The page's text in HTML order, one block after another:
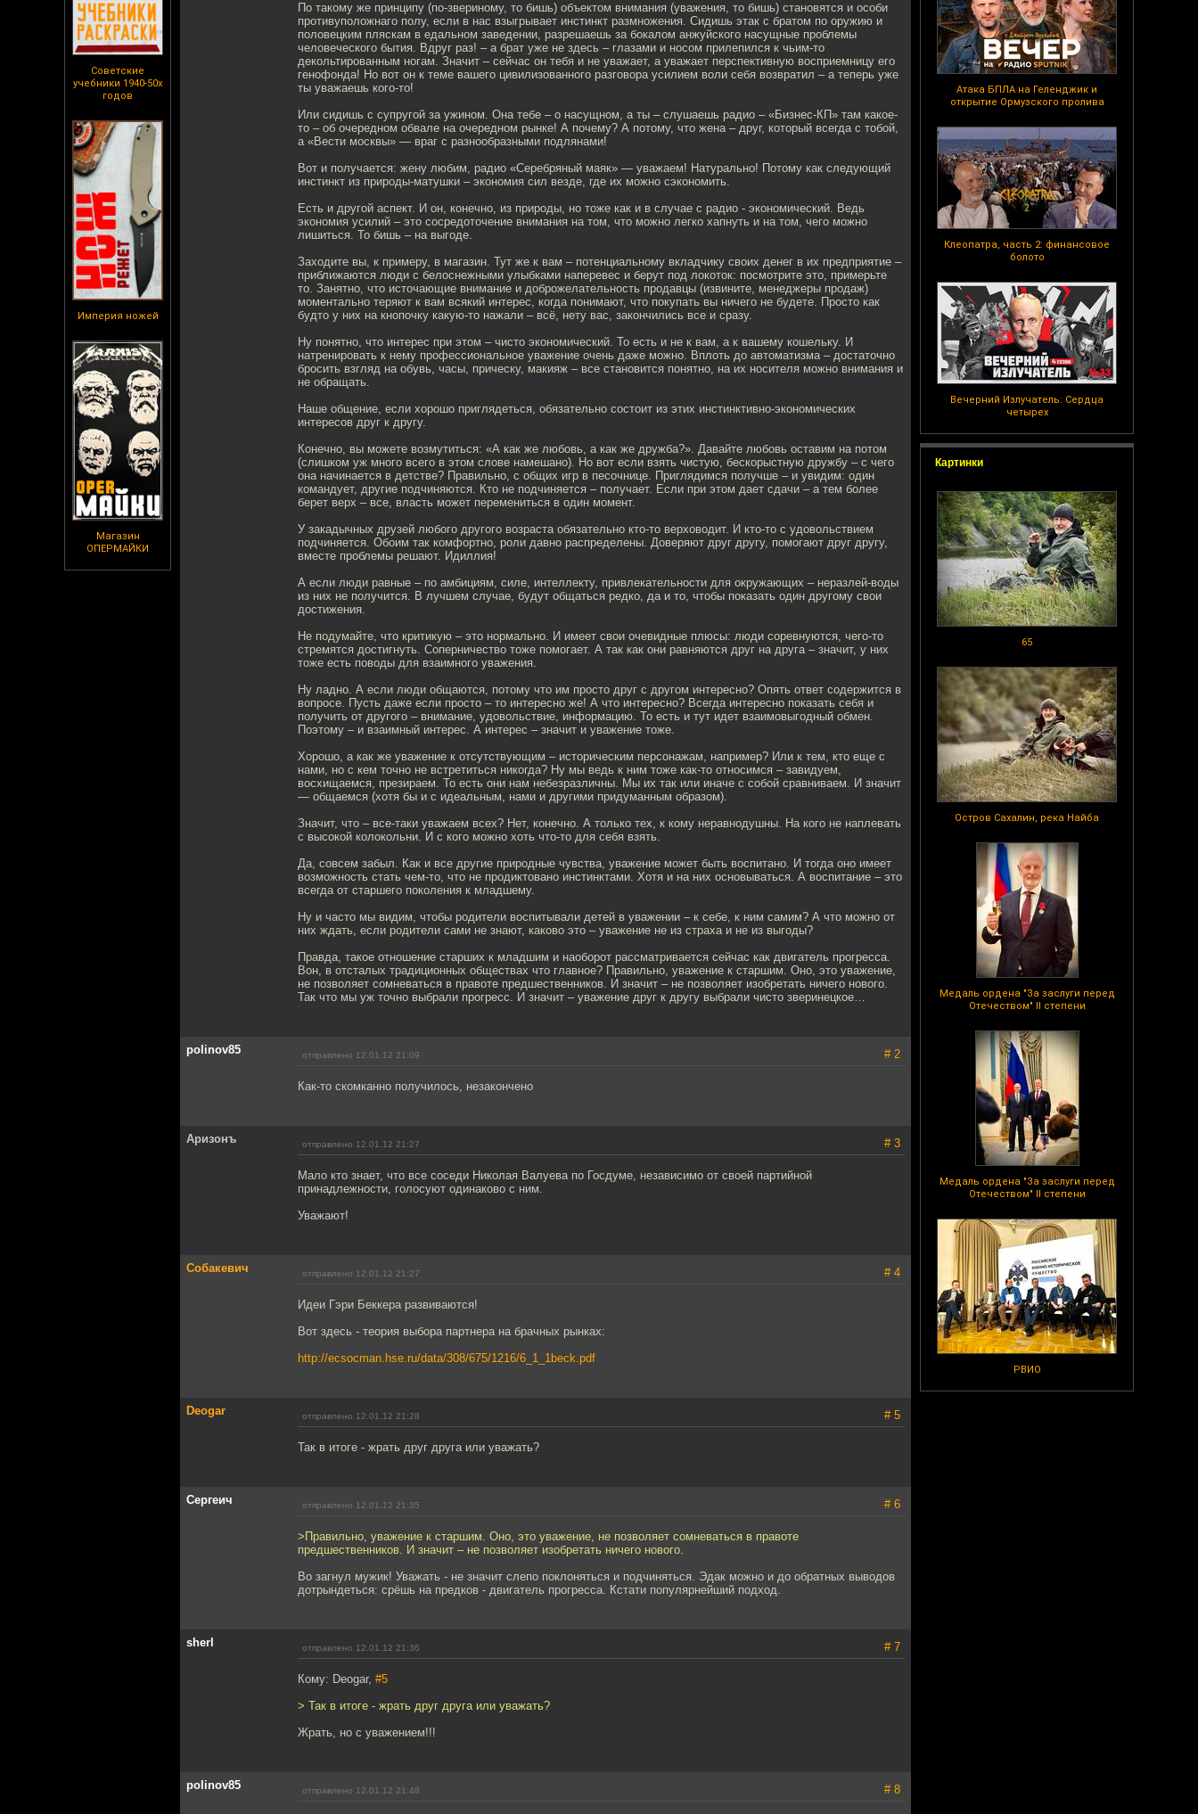
Советские
учебники 1940-50х
годов
Империя ножей
Магазин
ОПЕРМАЙКИ
Атака БПЛА на Геленджик и
открытие Ормузского пролива
Клеопатра, часть 2: финансовое
болото
Вечерний Излучатель: Сердца
четырех
Картинки
65
Остров Сахалин, река Найба
Медаль ордена "За заслуги перед
Отечеством" II степени
Медаль ордена "За заслуги перед
Отечеством" II степени
РВИО
По такому же принципу (по-звериному, то бишь) объектом внимания (уважения, то бишь) становятся и особи
противуположнаго полу, если в нас взыгрывает инстинкт размножения. Сидишь этак с братом по оружию и
половецким пляскам в едальном заведении, разрешаешь за бокалом анжуйского насущные проблемы
человеческого бытия. Вдруг раз! – а брат уже не здесь – глазами и носом прилепился к чьим-то
декольтированным ногам. Значит – сейчас он тебя и не уважает, а уважает перспективную восприемницу его
генофонда! Но вот он к теме вашего цивилизованного разговора усилием воли себя возвратил – а теперь уже
ты уважаешь кого-то!
Или сидишь с супругой за ужином. Она тебе – о насущном, а ты – слушаешь радио – «Бизнес-КП» там какое-
то – об очередном обвале на очередном рынке! А почему? А потому, что жена – друг, который всегда с тобой,
а «Вести москвы» — враг с разнообразными подлянами!
Вот и получается: жену любим, радио «Серебряный маяк» — уважаем! Натурально! Потому как следующий
инстинкт из природы-матушки – экономия сил везде, где их можно сэкономить.
Есть и другой аспект. И он, конечно, из природы, но тоже как и в случае с радио - экономический. Ведь
экономия усилий – это сосредоточение внимания на том, что можно легко хапнуть и на том, чего можно
лишиться. То бишь – на выгоде.
Заходите вы, к примеру, в магазин. Тут же к вам – потенциальному вкладчику своих денег в их предприятие –
приближаются люди с белоснежными улыбками наперевес и берут под локоток: посмотрите это, примерьте
то. Занятно, что источающие внимание и доброжелательность продавцы (извините, менеджеры продаж)
моментально теряют к вам всякий интерес, когда понимают, что покупать вы ничего не будете. Просто как
будто у них на кнопочку какую-то нажали – всё, нету вас, закончились все и сразу.
Ну понятно, что интерес при этом – чисто экономический. То есть и не к вам, а к вашему кошельку. И
натренировать к нему профессиональное уважение очень даже можно. Вплоть до автоматизма – достаточно
бросить взгляд на обувь, часы, прическу, макияж – все становится понятно, на их носителя можно внимания и
не обращать.
Наше общение, если хорошо приглядеться, обязательно состоит из этих инстинктивно-экономических
интересов друг к другу.
Конечно, вы можете возмутиться: «А как же любовь, а как же дружба?». Давайте любовь оставим на потом
(слишком уж много всего в этом слове намешано). Но вот если взять чистую, бескорыстную дружбу – с чего
она начинается в детстве? Правильно, с общих игр в песочнице. Приглядимся получше – и увидим: один
командует, другие подчиняются. Кто не подчиняется – получает. Если при этом дает сдачи – а тем более
берет верх – все, власть может перемениться в один момент.
У закадычных друзей любого другого возраста обязательно кто-то верховодит. И кто-то с удовольствием
подчиняется. Обоим так комфортно, роли давно распределены. Доверяют друг другу, помогают друг другу,
вместе проблемы решают. Идиллия!
А если люди равные – по амбициям, силе, интеллекту, привлекательности для окружающих – неразлей-воды
из них не получится. В лучшем случае, будут общаться редко, да и то, чтобы показать один другому свои
достижения.
Не подумайте, что критикую – это нормально. И имеет свои очевидные плюсы: люди соревнуются, чего-то
стремятся достигнуть. Соперничество тоже помогает. А так как они равняются друг на друга – значит, у них
тоже есть поводы для взаимного уважения.
Ну ладно. А если люди общаются, потому что им просто друг с другом интересно? Опять ответ содержится в
вопросе. Пусть даже если просто – то интересно же! А что интересно? Всегда интересно показать себя и
получить от другого – внимание, удовольствие, информацию. То есть и тут идет взаимовыгодный обмен.
Поэтому – и взаимный интерес. А интерес – значит и уважение тоже.
Хорошо, а как же уважение к отсутствующим – историческим персонажам, например? Или к тем, кто еще с
нами, но с кем точно не встретиться никогда? Ну мы ведь к ним тоже как-то относимся – завидуем,
восхищаемся, презираем. То есть они нам небезразличны. Мы их так или иначе с собой сравниваем. И значит
— общаемся (хотя бы и с идеальным, нами и другими придуманным образом).
Значит, что – все-таки уважаем всех? Нет, конечно. А только тех, к кому неравнодушны. На кого не наплевать
с высокой колокольни. И с кого можно хоть что-то для себя взять.
Да, совсем забыл. Как и все другие природные чувства, уважение может быть воспитано. И тогда оно имеет
возможность стать чем-то, что не продиктовано инстинктами. Хотя и на них основываться. А воспитание – это
всегда от старшего поколения к младшему.
Ну и часто мы видим, чтобы родители воспитывали детей в уважении – к себе, к ним самим? А что можно от
них ждать, если родители сами не знают, каково это – уважение не из страха и не из выгоды?
Правда, такое отношение старших к младшим и наоборот рассматривается сейчас как двигатель прогресса.
Вон, в отсталых традиционных обществах что главное? Правильно, уважение к старшим. Оно, это уважение,
не позволяет сомневаться в правоте предшественников. И значит – не позволяет изобретать ничего нового.
Так что мы уж точно выбрали прогресс. И значит – уважение друг к другу выбрали чисто зверинецкое…
polinov85 отправлено 12.01.12 21:09 # 2
Как-то скомканно получилось, незакончено
Аризонъ отправлено 12.01.12 21:27 # 3
Мало кто знает, что все соседи Николая Валуева по Госдуме, независимо от своей партийной
принадлежности, голосуют одинаково с ним.
Уважают!
Собакевич отправлено 12.01.12 21:27 # 4
Идеи Гэри Беккера развиваются!
Вот здесь - теория выбора партнера на брачных рынках:
http://ecsocman.hse.ru/data/308/675/1216/6_1_1beck.pdf
Deogar отправлено 12.01.12 21:28 # 5
Так в итоге - жрать друг друга или уважать?
Сергеич отправлено 12.01.12 21:35 # 6
>Правильно, уважение к старшим. Оно, это уважение, не позволяет сомневаться в правоте
предшественников. И значит – не позволяет изобретать ничего нового.
Во загнул мужик! Уважать - не значит слепо поклоняться и подчиняться. Эдак можно и до обратных выводов
дотрындеться: срёшь на предков - двигатель прогресса. Кстати популярнейший подход.
sherl отправлено 12.01.12 21:36 # 7
Кому: Deogar, #5
> Так в итоге - жрать друг друга или уважать?
Жрать, но с уважением!!!
polinov85 отправлено 12.01.12 21:48 # 8